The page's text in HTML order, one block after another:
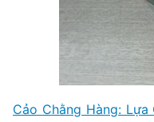
Cảo Chằng Hàng: